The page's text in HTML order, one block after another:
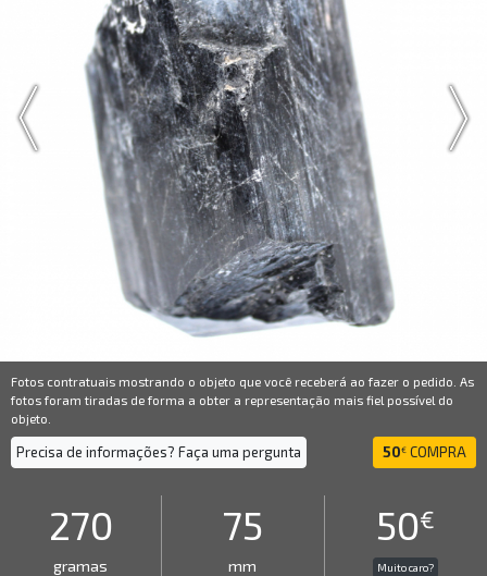
Fotos contratuais mostrando o objeto que você receberá ao fazer o pedido. As
fotos foram tiradas de forma a obter a representação mais fiel possível do
objeto.
Precisa de informações? Faça uma pergunta 50€ COMPRA
270
gramas
75
mm
50€
Muito caro?